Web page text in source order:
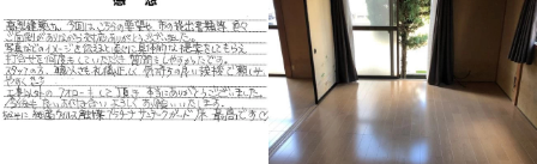
実績
ご依頼の流れ